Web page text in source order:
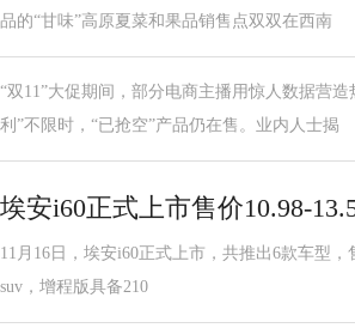
品的“甘味”高原夏菜和果品销售点双双在西南
“双11”大促期间，部分电商主播用惊人数据营
利”不限时，“已抢空”产品仍在售。业内人士揭
埃安i60正式上市售价10.98-
11月16日，埃安i60正式上市，共推出6款车型
suv，增程版具备210